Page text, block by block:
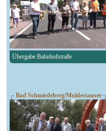
Übergabe Bahnhofstraße
┌ Bad Schmiedeberg/Muldestausee ┐